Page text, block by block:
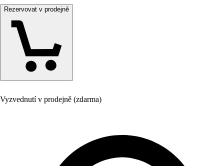
Rezervovat v prodejně
Vyzvednutí v prodejně (zdarma)